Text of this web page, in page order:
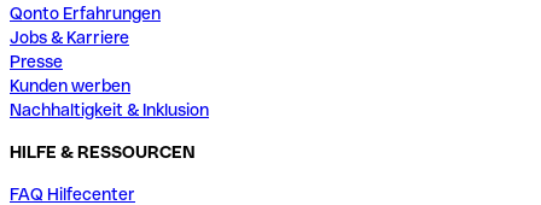
Qonto Erfahrungen
Jobs & Karriere
Presse
Kunden werben
Nachhaltigkeit & Inklusion
HILFE & RESSOURCEN
FAQ Hilfecenter